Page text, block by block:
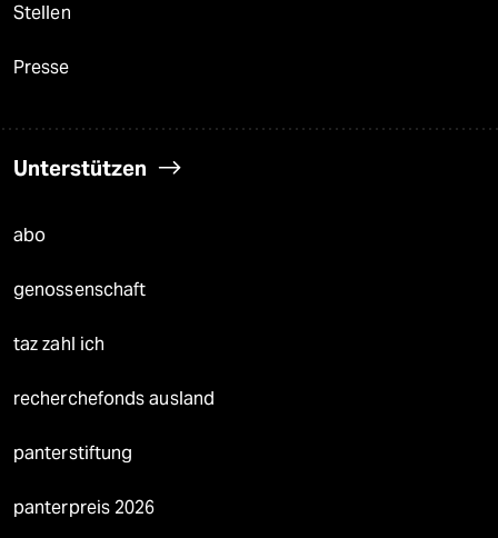
Stellen
Presse
Unterstützen
abo
genossenschaft
taz zahl ich
recherchefonds ausland
panterstiftung
panterpreis 2026